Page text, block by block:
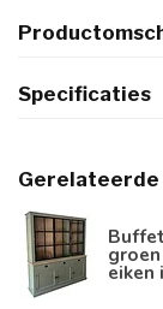
Specificaties
eiken